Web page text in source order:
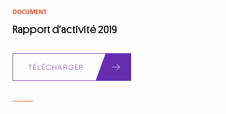
DOCUMENT
Rapport d'activité 2019
TÉLÉCHARGER